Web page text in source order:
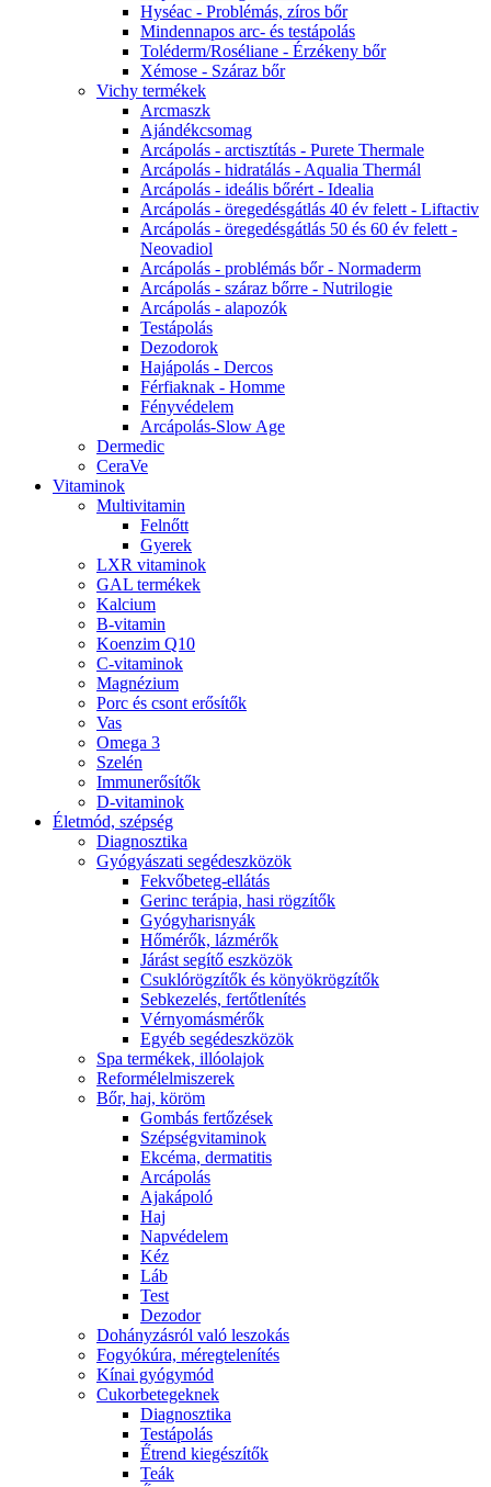
Hyséac - Problémás, zíros bőr
Mindennapos arc- és testápolás
Toléderm/Roséliane - Érzékeny bőr
Xémose - Száraz bőr
Vichy termékek
Arcmaszk
Ajándékcsomag
Arcápolás - arctisztítás - Purete Thermale
Arcápolás - hidratálás - Aqualia Thermál
Arcápolás - ideális bőrért - Idealia
Arcápolás - öregedésgátlás 40 év felett - Liftactiv
Arcápolás - öregedésgátlás 50 és 60 év felett -
Neovadiol
Arcápolás - problémás bőr - Normaderm
Arcápolás - száraz bőrre - Nutrilogie
Arcápolás - alapozók
Testápolás
Dezodorok
Hajápolás - Dercos
Férfiaknak - Homme
Fényvédelem
Arcápolás-Slow Age
Dermedic
CeraVe
Vitaminok
Multivitamin
Felnőtt
Gyerek
LXR vitaminok
GAL termékek
Kalcium
B-vitamin
Koenzim Q10
C-vitaminok
Magnézium
Porc és csont erősítők
Vas
Omega 3
Szelén
Immunerősítők
D-vitaminok
Életmód, szépség
Diagnosztika
Gyógyászati segédeszközök
Fekvőbeteg-ellátás
Gerinc terápia, hasi rögzítők
Gyógyharisnyák
Hőmérők, lázmérők
Járást segítő eszközök
Csuklórögzítők és könyökrögzítők
Sebkezelés, fertőtlenítés
Vérnyomásmérők
Egyéb segédeszközök
Spa termékek, illóolajok
Reformélelmiszerek
Bőr, haj, köröm
Gombás fertőzések
Szépségvitaminok
Ekcéma, dermatitis
Arcápolás
Ajakápoló
Haj
Napvédelem
Kéz
Láb
Test
Dezodor
Dohányzásról való leszokás
Fogyókúra, méregtelenítés
Kínai gyógymód
Cukorbetegeknek
Diagnosztika
Testápolás
É́trend kiegészítők
Teák